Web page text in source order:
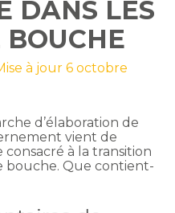
DANS LES
BOUCHE
à jour 6 octobre
d’élaboration de
vient de
à la transition
bouche. Que contient-